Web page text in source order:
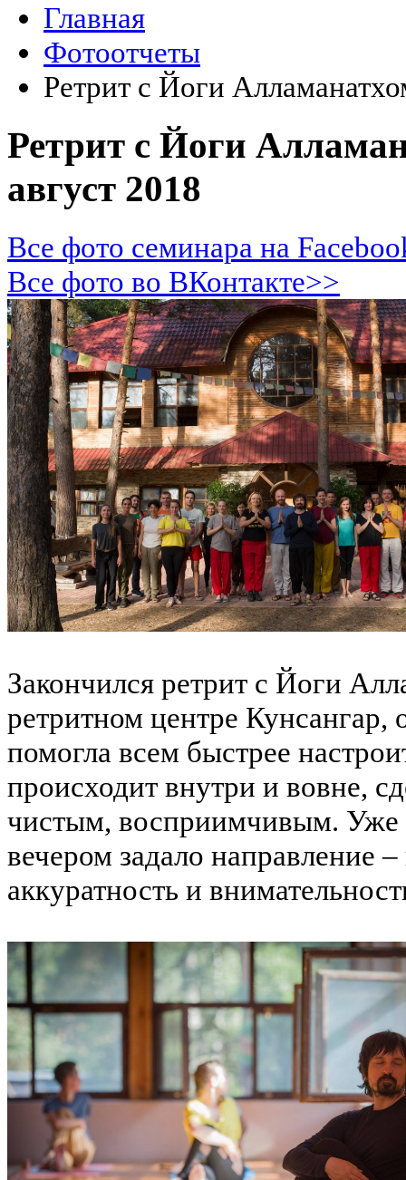
Главная
Фотоотчеты
Ретрит с Йоги
Ретрит с Йоги
август 2018
Все фото семинара на
Все фото во ВКонтакте>>
Закончился ретрит с Йоги
ретритном центре
помогла всем быстрее
происходит внутри и вовне,
чистым, восприимчивым. Уже
вечером задало направление
аккуратность и